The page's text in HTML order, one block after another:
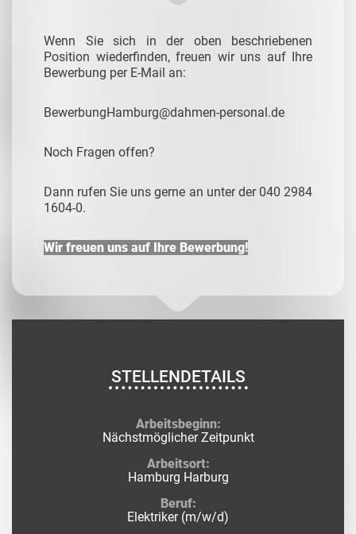
Wenn Sie sich in der oben beschriebenen
Position wiederfinden, freuen wir uns auf Ihre
Bewerbung per E-Mail an:
BewerbungHamburg@dahmen-personal.de
Noch Fragen offen?
Dann rufen Sie uns gerne an unter der 040 2984
1604-0.
Wir freuen uns auf Ihre Bewerbung!
STELLENDETAILS
Arbeitsbeginn:
Nächstmöglicher Zeitpunkt
Arbeitsort:
Hamburg Harburg
Beruf:
Elektriker (m/w/d)